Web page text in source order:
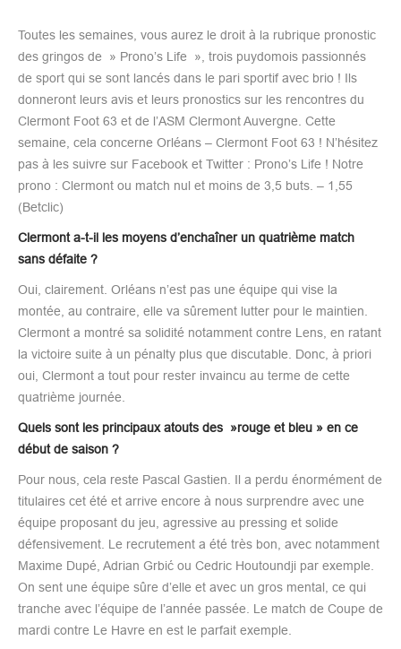
Toutes les semaines, vous aurez le droit à la rubrique pronostic
des gringos de » Prono’s Life », trois puydomois passionnés
de sport qui se sont lancés dans le pari sportif avec brio ! Ils
donneront leurs avis et leurs pronostics sur les rencontres du
Clermont Foot 63 et de l’ASM Clermont Auvergne. Cette
semaine, cela concerne Orléans – Clermont Foot 63 ! N’hésitez
pas à les suivre sur Facebook et Twitter : Prono’s Life ! Notre
prono : Clermont ou match nul et moins de 3,5 buts. – 1,55
(Betclic)
Clermont a-t-il les moyens d’enchaîner un quatrième match
sans défaite ?
Oui, clairement. Orléans n’est pas une équipe qui vise la
montée, au contraire, elle va sûrement lutter pour le maintien.
Clermont a montré sa solidité notamment contre Lens, en ratant
la victoire suite à un pénalty plus que discutable. Donc, à priori
oui, Clermont a tout pour rester invaincu au terme de cette
quatrième journée.
Quels sont les principaux atouts des »rouge et bleu » en ce
début de saison ?
Pour nous, cela reste Pascal Gastien. Il a perdu énormément de
titulaires cet été et arrive encore à nous surprendre avec une
équipe proposant du jeu, agressive au pressing et solide
défensivement. Le recrutement a été très bon, avec notamment
Maxime Dupé, Adrian Grbić ou Cedric Houtoundji par exemple.
On sent une équipe sûre d’elle et avec un gros mental, ce qui
tranche avec l’équipe de l’année passée. Le match de Coupe de
mardi contre Le Havre en est le parfait exemple.